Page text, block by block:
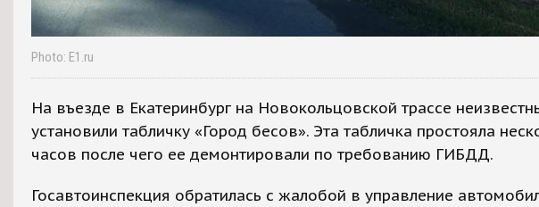
Photo: E1.ru
На въезде в Екатеринбург на Новокольцовской трассе
установили табличку «Город бесов». Эта табличка простояла
часов после чего ее демонтировали по требованию ГИБДД.
Госавтоинспекция обратилась с жалобой в управление